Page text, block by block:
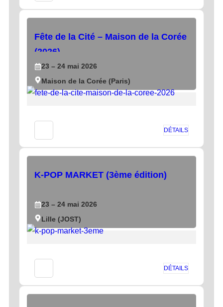
Fête de la Cité – Maison de la Corée
(2026)
23 – 24 mai 2026
Maison de la Corée (Paris)
DÉTAILS
K-POP MARKET (3ème édition)
23 – 24 mai 2026
Lille (JOST)
DÉTAILS